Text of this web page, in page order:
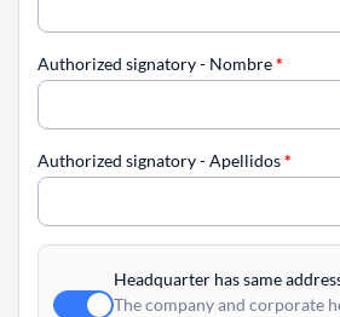
Authorized signatory - Nombre*
Authorized signatory - Apellidos*
Headquarter has same
The company and corporate